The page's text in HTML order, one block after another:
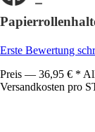
Erste Bewertung
Preis — 36,95 € *
Versandkosten pro